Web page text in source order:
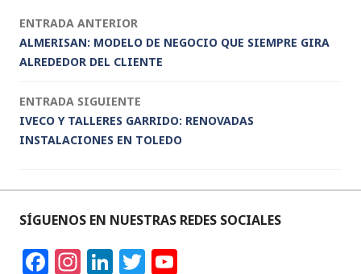
n o
o
k
p
Navegación
de
entradas
ENTRADA ANTERIOR
ALMERISAN: MODELO DE NEGOCIO QUE SIEMPRE GIRA
ALREDEDOR DEL CLIENTE
ENTRADA SIGUIENTE
IVECO Y TALLERES GARRIDO: RENOVADAS
INSTALACIONES EN TOLEDO
SÍGUENOS EN NUESTRAS REDES SOCIALES
F In Li T